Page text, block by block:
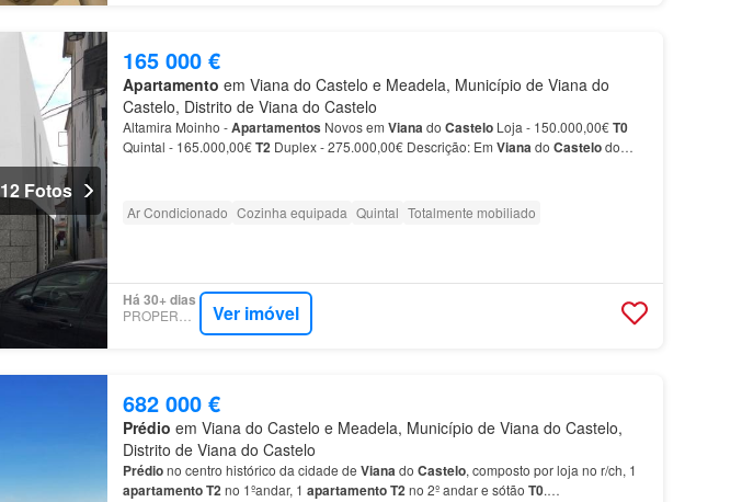
12 Fotos
165 000 €
Apartamento em Viana do Castelo e Meadela, Município de Viana do
Castelo, Distrito de Viana do Castelo
Altamira Moinho -Apartamentos Novos em Vianado CasteloLoja - 150.000,00€T0
Quintal - 165.000,00€T2 Duplex - 275.000,00€ Descrição: Em Vianado Castelodo
Ar Condicionado Cozinha equipada Quintal Totalmente mobiliado
Há 30+ dias
Ver imóvel
682 000 €
Prédio em Viana do Castelo e Meadela, Município de Viana do Castelo,
Distrito de Viana do Castelo
Prédiono centro histórico da cidade de Vianado Castelo, composto por loja no r/ch, 1
apartamentoT2no 1ºandar, 1 apartamentoT2no 2º andar e sótão T0.…